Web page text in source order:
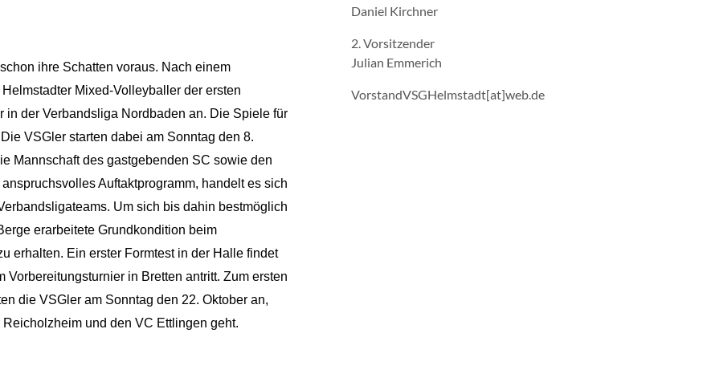
ihre Schatten voraus. Nach einem
Mixed-Volleyballer der ersten
in der Verbandsliga Nordbaden an. Die Spiele für
VSGler starten dabei am Sonntag den 8.
Mannschaft des gastgebenden SC sowie den
Auftaktprogramm, handelt es sich
Um sich bis dahin bestmöglich
erarbeitete Grundkondition beim
erhalten. Ein erster Formtest in der Halle findet
Vorbereitungsturnier in Bretten antritt. Zum ersten
die VSGler am Sonntag den 22. Oktober an,
und den VC Ettlingen geht.
Daniel Kirchner
2. Vorsitzender
Julian Emmerich
VorstandVSGHelmstadt[at]web.de